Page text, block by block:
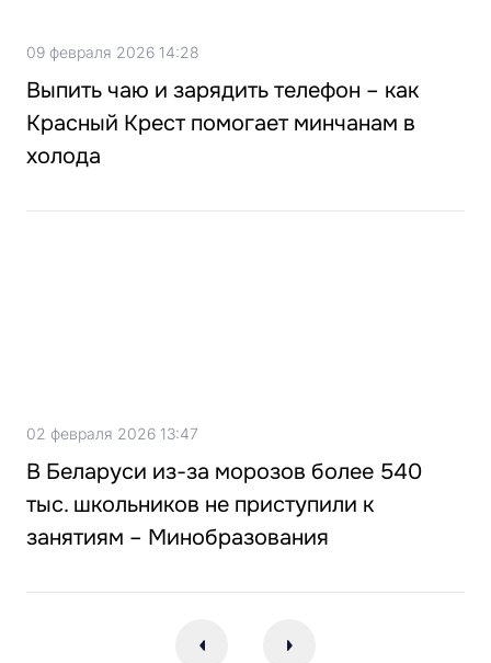
09 февраля 2026 14:28
Выпить чаю и зарядить телефон – как
Красный Крест помогает минчанам в
холода
02 февраля 2026 13:47
В Беларуси из-за морозов более 540
тыс. школьников не приступили к
занятиям – Минобразования